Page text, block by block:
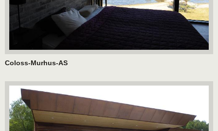
Coloss-Murhus-AS